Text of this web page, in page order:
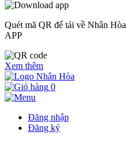
Quét mã QR để tải về Nhân Hòa
APP
Xem thêm
0
Đăng nhập
Đăng ký